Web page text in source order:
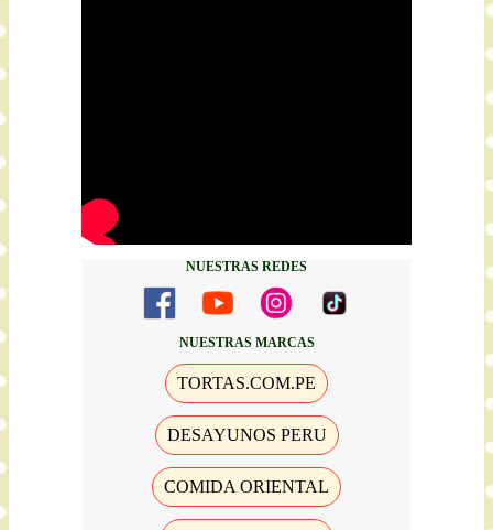
NUESTRAS REDES
NUESTRAS MARCAS
TORTAS.COM.PE
DESAYUNOS PERU
COMIDA ORIENTAL